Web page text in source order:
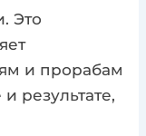
Это
и прорабам
результате,